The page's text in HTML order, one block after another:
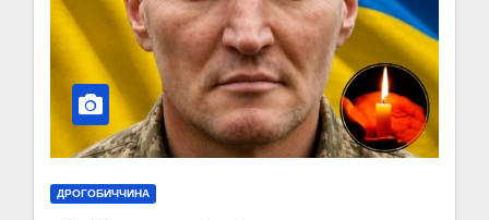
ДРОГОБИЧЧИНА